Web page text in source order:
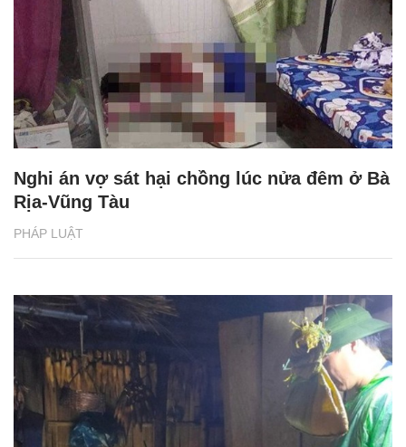
PHÁP LUẬT
Nghi án vợ sát hại chồng lúc nửa đêm ở Bà
Rịa-Vũng Tàu